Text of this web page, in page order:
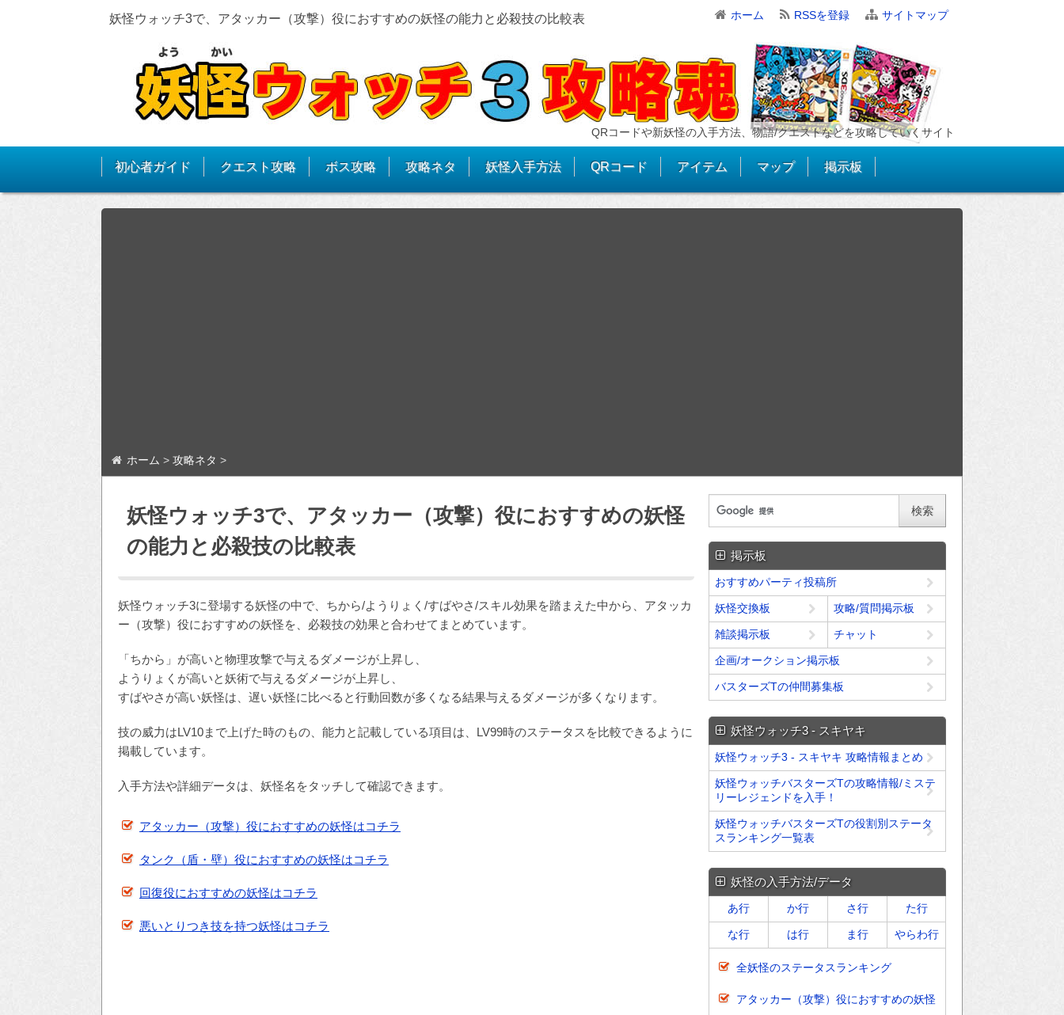
妖怪ウォッチ3で、アタッカー（攻撃）役におすすめの妖怪の能力と必殺技の比較表 ホーム RSSを登録 サイトマップ
QRコードや新妖怪の入手方法、物語/クエストなどを攻略していくサイト
初心者ガイド クエスト攻略 ボス攻略 攻略ネタ 妖怪入手方法 QRコード アイテム マップ 掲示板
ホーム > 攻略ネタ >
妖怪ウォッチ3で、アタッカー（攻撃）役におすすめの妖怪
の能力と必殺技の比較表
妖怪ウォッチ3に登場する妖怪の中で、ちから/ようりょく/すばやさ/スキル効果を踏まえた中から、アタッカ
ー（攻撃）役におすすめの妖怪を、必殺技の効果と合わせてまとめています。
「ちから」が高いと物理攻撃で与えるダメージが上昇し、
ようりょくが高いと妖術で与えるダメージが上昇し、
すばやさが高い妖怪は、遅い妖怪に比べると行動回数が多くなる結果与えるダメージが多くなります。
技の威力はLV10まで上げた時のもの、能力と記載している項目は、LV99時のステータスを比較できるように
掲載しています。
入手方法や詳細データは、妖怪名をタッチして確認できます。
アタッカー（攻撃）役におすすめの妖怪はコチラ
タンク（盾・壁）役におすすめの妖怪はコチラ
回復役におすすめの妖怪はコチラ
悪いとりつき技を持つ妖怪はコチラ
掲示板
おすすめパーティ投稿所
妖怪交換板 攻略/質問掲示板
雑談掲示板 チャット
企画/オークション掲示板
バスターズTの仲間募集板
妖怪ウォッチ3 - スキヤキ
妖怪ウォッチ3 - スキヤキ 攻略情報まとめ
妖怪ウォッチバスターズTの攻略情報/ミステ
リーレジェンドを入手！
妖怪ウォッチバスターズTの役割別ステータ
スランキング一覧表
妖怪の入手方法/データ
あ行 か行 さ行 た行
な行 は行 ま行 やらわ行
全妖怪のステータスランキング
アタッカー（攻撃）役におすすめの妖怪